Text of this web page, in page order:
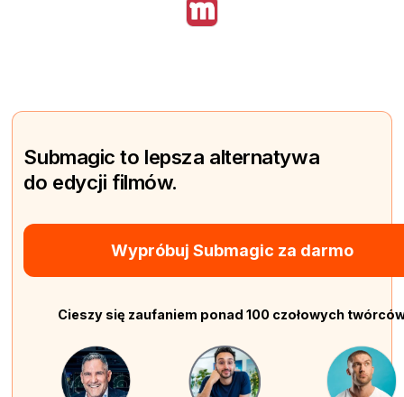
Submagic to lepsza alternatywa
do edycji filmów.
Wypróbuj Submagic za darmo
Cieszy się zaufaniem ponad 100 czołowych